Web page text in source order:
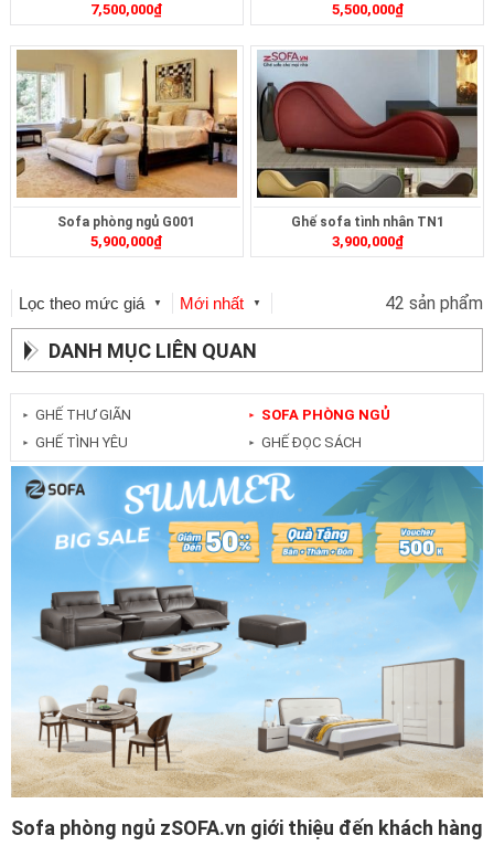
7,500,000₫ 5,500,000₫
Sofa phòng ngủ G001
5,900,000₫
Ghế sofa tình nhân TN1
3,900,000₫
Lọc theo mức giá ▼ Mới nhất ▼ 42 sản phẩm
DANH MỤC LIÊN QUAN
► GHẾ THƯ GIÃN
► GHẾ TÌNH YÊU
► SOFA PHÒNG NGỦ
► GHẾ ĐỌC SÁCH
Sofa phòng ngủ zSOFA.vn giới thiệu đến khách hàng